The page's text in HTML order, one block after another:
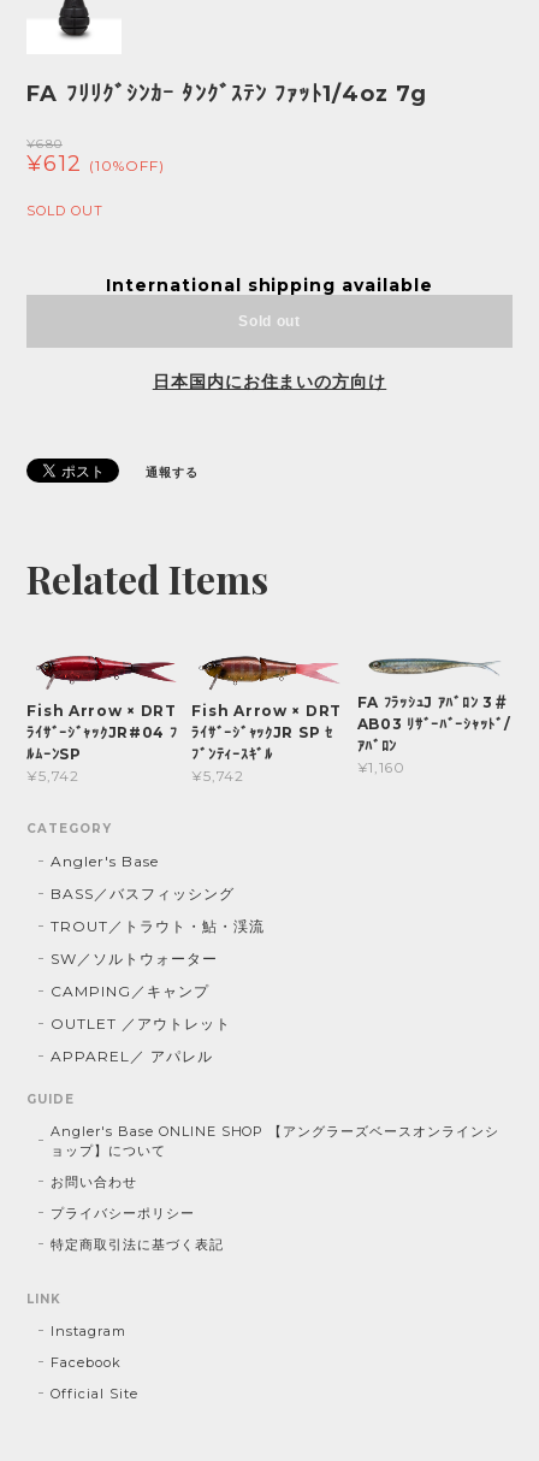
FA ﾌﾘﾘｸﾞｼﾝｶｰ ﾀﾝｸﾞｽﾃﾝ ﾌｧｯﾄ1/4oz 7g
¥680
¥612 (10%OFF)
SOLD OUT
International shipping available
Sold out
日本国内にお住まいの方向け
通報する
Related Items
Fish Arrow × DRT
ﾗｲｻﾞｰｼﾞｬｯｸJR#04 ﾌ
ﾙﾑｰﾝSP
¥5,742
Fish Arrow × DRT
ﾗｲｻﾞｰｼﾞｬｯｸJR SP ｾ
ﾌﾞﾝﾃｨｰｽｷﾞﾙ
¥5,742
FA ﾌﾗｯｼｭJ ｱﾊﾞﾛﾝ 3＃
AB03 ﾘｻﾞｰﾊﾞｰｼｬｯﾄﾞ/
ｱﾊﾞﾛﾝ
¥1,160
CATEGORY
Angler's Base
BASS／バスフィッシング
TROUT／トラウト・鮎・渓流
SW／ソルトウォーター
CAMPING／キャンプ
OUTLET ／アウトレット
APPAREL／ アパレル
GUIDE
Angler's Base ONLINE SHOP 【アングラーズベースオンラインシ
ョップ】について
お問い合わせ
プライバシーポリシー
特定商取引法に基づく表記
LINK
Instagram
Facebook
Official Site